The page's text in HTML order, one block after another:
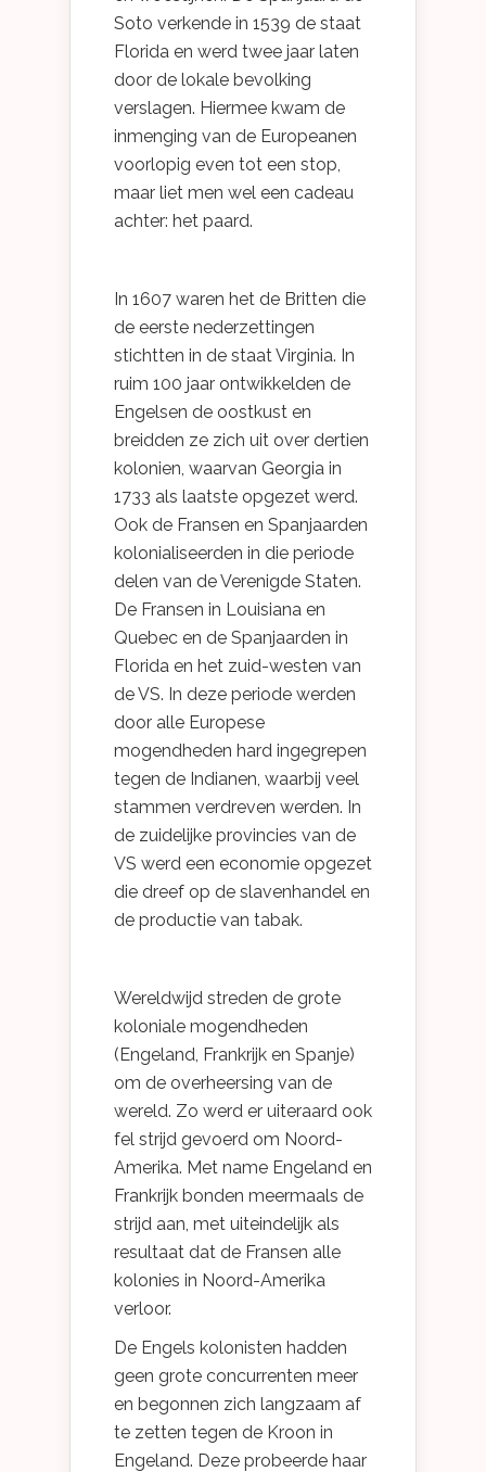
Soto verkende in 1539 de staat
Florida en werd twee jaar laten
door de lokale bevolking
verslagen. Hiermee kwam de
inmenging van de Europeanen
voorlopig even tot een stop,
maar liet men wel een cadeau
achter: het paard.
In 1607 waren het de Britten die
de eerste nederzettingen
stichtten in de staat Virginia. In
ruim 100 jaar ontwikkelden de
Engelsen de oostkust en
breidden ze zich uit over dertien
kolonien, waarvan Georgia in
1733 als laatste opgezet werd.
Ook de Fransen en Spanjaarden
kolonialiseerden in die periode
delen van de Verenigde Staten.
De Fransen in Louisiana en
Quebec en de Spanjaarden in
Florida en het zuid-westen van
de VS. In deze periode werden
door alle Europese
mogendheden hard ingegrepen
tegen de Indianen, waarbij veel
stammen verdreven werden. In
de zuidelijke provincies van de
VS werd een economie opgezet
die dreef op de slavenhandel en
de productie van tabak.
Wereldwijd streden de grote
koloniale mogendheden
(Engeland, Frankrijk en Spanje)
om de overheersing van de
wereld. Zo werd er uiteraard ook
fel strijd gevoerd om Noord-
Amerika. Met name Engeland en
Frankrijk bonden meermaals de
strijd aan, met uiteindelijk als
resultaat dat de Fransen alle
kolonies in Noord-Amerika
verloor.
De Engels kolonisten hadden
geen grote concurrenten meer
en begonnen zich langzaam af
te zetten tegen de Kroon in
Engeland. Deze probeerde haar